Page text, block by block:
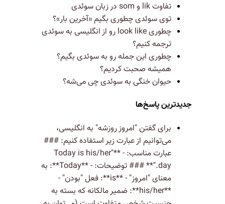
تفاوت lik و som در زبان سوئدی
توی سوئدی چطوری بگیم «آخرین بار»؟
چطوری look like رو از انگلیسی به سوئدی
ترجمه کنیم؟
چطوری این جمله رو به سوئدی بگیم؟
همیشه صحبت کردیم؟
حیوان خنگی به سوئدی چی می‌شه؟
جدیدترین پاسخ‌ها
برای گفتن "امروز روزشه" به انگلیسی،
می‌توانیم از عبارت زیر استفاده کنیم: ###
عبارت مناسب: - **"Today is his/her
day."** ### توضیحات: - **Today**: به
معنای "امروز" - **is**: فعل "بودن" -
**his/her**: ضمیر مالکانه که بسته به